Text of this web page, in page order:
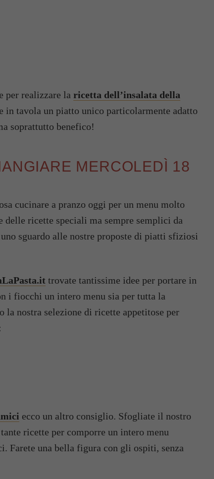
per realizzare la ricetta dell’insalata della
in tavola un piatto unico particolarmente adatto
soprattutto benefico!
MERCOLEDÌ 18
cucinare a pranzo oggi per un menu molto
delle ricette speciali ma sempre semplici da
sguardo alle nostre proposte di piatti sfiziosi
trovate tantissime idee per portare in
i fiocchi un intero menu sia per tutta la
la nostra selezione di ricette appetitose per
ecco un altro consiglio. Sfogliate il nostro
ricette per comporre un intero menu
Farete una bella figura con gli ospiti, senza